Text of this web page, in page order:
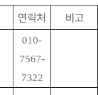
연락처 비고
010-
7567-
7322